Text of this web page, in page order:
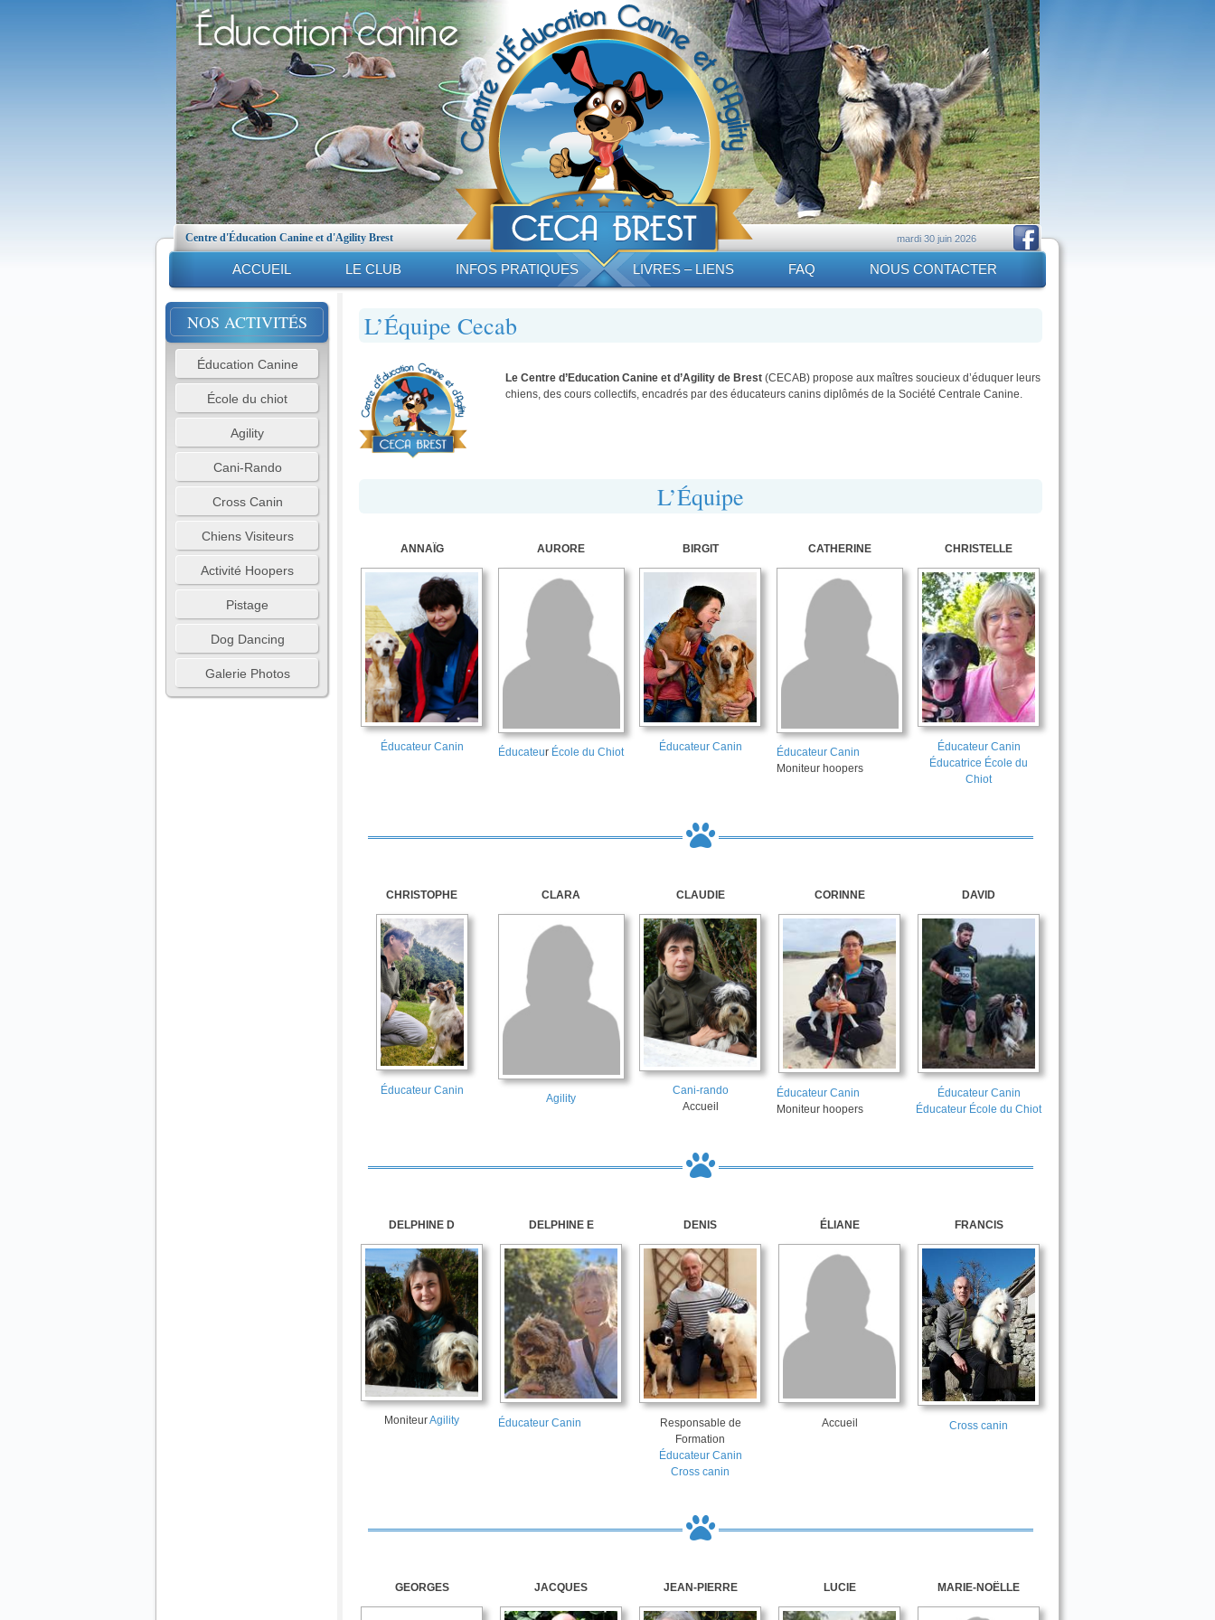
Centre d'Éducation Canine et d'Agility Brest mardi 30 juin 2026
ACCUEIL LE CLUB INFOS PRATIQUES LIVRES – LIENS FAQ NOUS CONTACTER
NOS ACTIVITÉS
Éducation Canine
École du chiot
Agility
Cani-Rando
Cross Canin
Chiens Visiteurs
Activité Hoopers
Pistage
Dog Dancing
Galerie Photos
L’Équipe Cecab
Le Centre d’Education Canine et d’Agility de Brest (CECAB) propose aux maîtres soucieux d’éduquer leurs
chiens, des cours collectifs, encadrés par des éducateurs canins diplômés de la Société Centrale Canine.
L’Équipe
ANNAÏG
Éducateur Canin
AURORE
Éducateur École du Chiot
BIRGIT
Éducateur Canin
CATHERINE
Éducateur Canin
Moniteur hoopers
CHRISTELLE
Éducateur Canin
Éducatrice École du
Chiot
CHRISTOPHE
Éducateur Canin
CLARA
Agility
CLAUDIE
Cani-rando
Accueil
CORINNE
Éducateur Canin
Moniteur hoopers
DAVID
Éducateur Canin
Éducateur École du Chiot
DELPHINE D
MoniteurAgility
DELPHINE E
Éducateur Canin
DENIS
Responsable de
Formation
Éducateur Canin
Cross canin
ÉLIANE
Accueil
FRANCIS
Cross canin
GEORGES JACQUES JEAN-PIERRE LUCIE MARIE-NOËLLE